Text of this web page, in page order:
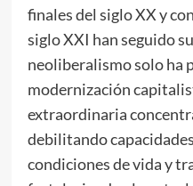
finales del siglo XX y
siglo XXI han seguido
neoliberalismo solo ha
modernización
extraordinaria
debilitando
condiciones de vida y